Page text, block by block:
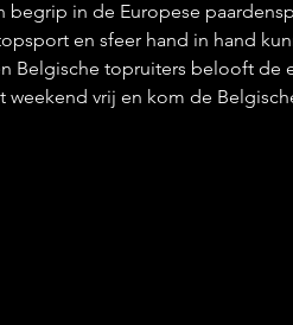
begrip in de Europese
en sfeer hand in hand
Belgische topruiters belooft de
vrij en kom de